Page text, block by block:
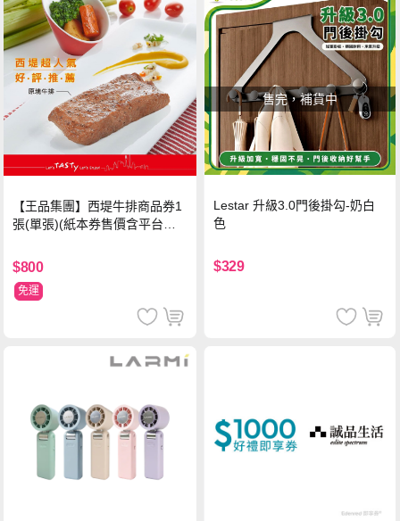
【王品集團】西堤牛排商品券1
張(單張)(紙本券售價含平台物
$800
免運
售完，補貨中
Lestar 升級3.0門後掛勾-奶白
色
$329